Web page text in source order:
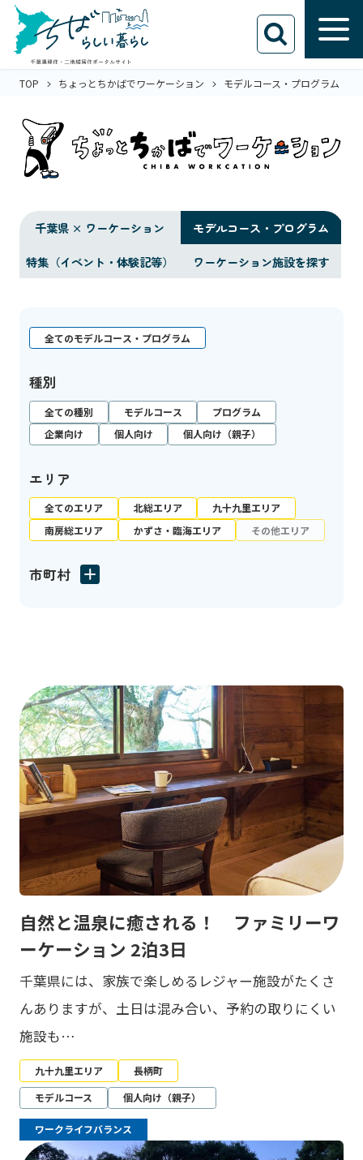
TOP ちょっとちかばでワーケーション モデルコース・プログラム
千葉県 × ワーケーション
モデルコース・プログラム
特集（イベント・体験記等）
ワーケーション施設を探す
全てのモデルコース・プログラム
種別
全ての種別 モデルコース
プログラム
企業向け
個人向け 個人向け（親子）
エリア
全てのエリア 北総エリア
九十九里エリア
南房総エリア
かずさ・臨海エリア その他エリア
市町村
自然と温泉に癒される！ ファミリーワ
ーケーション 2泊3日
千葉県には、家族で楽しめるレジャー施設がたくさ
んありますが、土日は混み合い、予約の取りにくい
施設も…
九十九里エリア
長柄町
モデルコース
個人向け（親子）
ワークライフバランス